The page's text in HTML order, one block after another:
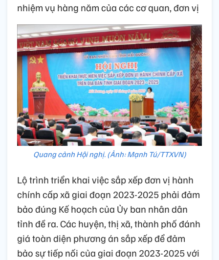
nhiệm vụ hàng năm của các cơ quan, đơn vị
Quang cảnh Hội nghị. (Ảnh: Mạnh Tú/TTXVN)
Lộ trình triển khai việc sắp xếp đơn vị hành
chính cấp xã giai đoạn 2023-2025 phải đảm
bảo đúng Kế hoạch của Ủy ban nhân dân
tỉnh đề ra. Các huyện, thị xã, thành phố đánh
giá toàn diện phương án sắp xếp để đảm
bảo sự tiếp nối của giai đoạn 2023-2025 với